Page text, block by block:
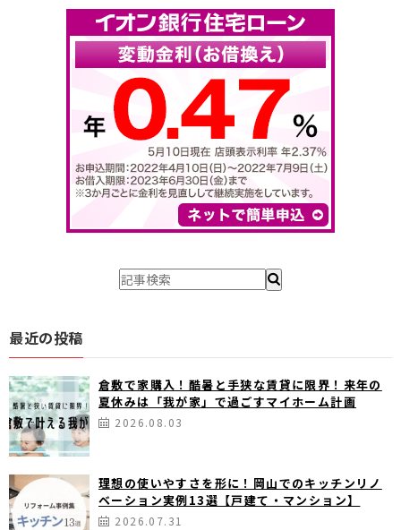
最近の投稿
倉敷で家購入！酷暑と手狭な賃貸に限界！来年の
夏休みは「我が家」で過ごすマイホーム計画
2026.08.03
理想の使いやすさを形に！岡山でのキッチンリノ
ベーション実例13選【戸建て・マンション】
2026.07.31